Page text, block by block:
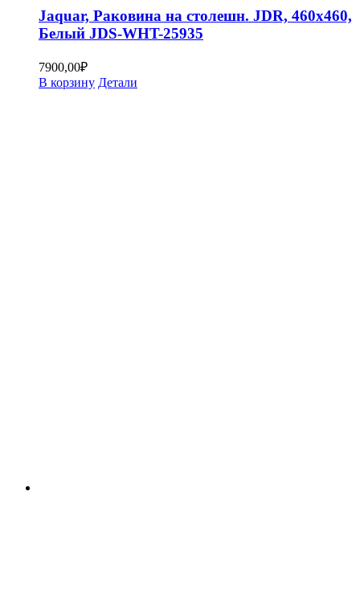
Jaquar, Раковина на столешн. JDR, 460х460,
Белый JDS-WHT-25935
7900,00₽
В корзину Детали